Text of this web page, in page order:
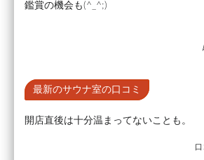
鑑賞の機会も(^_^;)
最新のサウナ室の口コミ
開店直後は十分温まってないことも。